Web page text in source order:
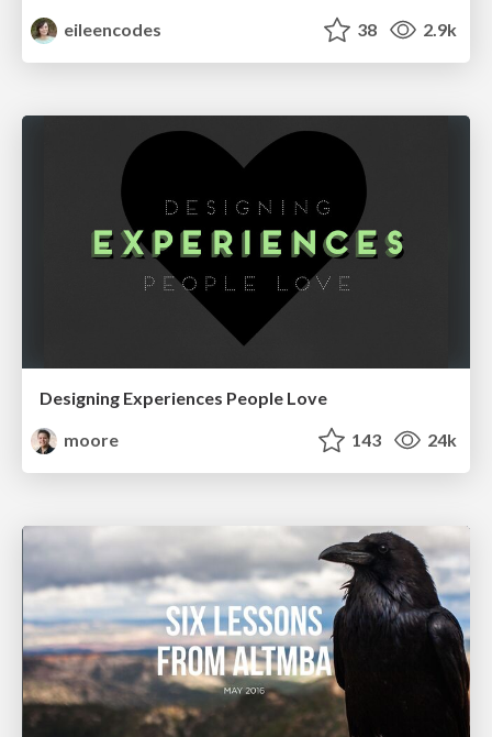
eileencodes
38 2.9k
Designing Experiences People Love
moore
143 24k